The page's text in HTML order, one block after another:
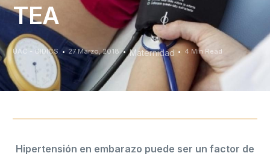
TEA
UAC - CIDICS 27 Marzo, 2018 Maternidad 4 Min Read
Hipertensión en embarazo puede ser un factor de